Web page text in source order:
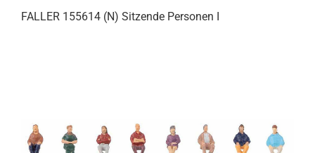
FALLER 155614 (N) Sitzende Personen I